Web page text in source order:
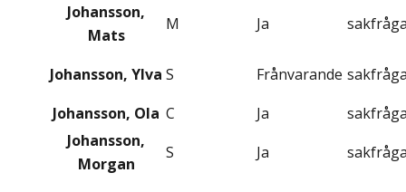
Johansson,
Mats
M Ja
Johansson, Ylva S Frånvarande
Johansson, Ola C Ja
Johansson,
Morgan
S Ja